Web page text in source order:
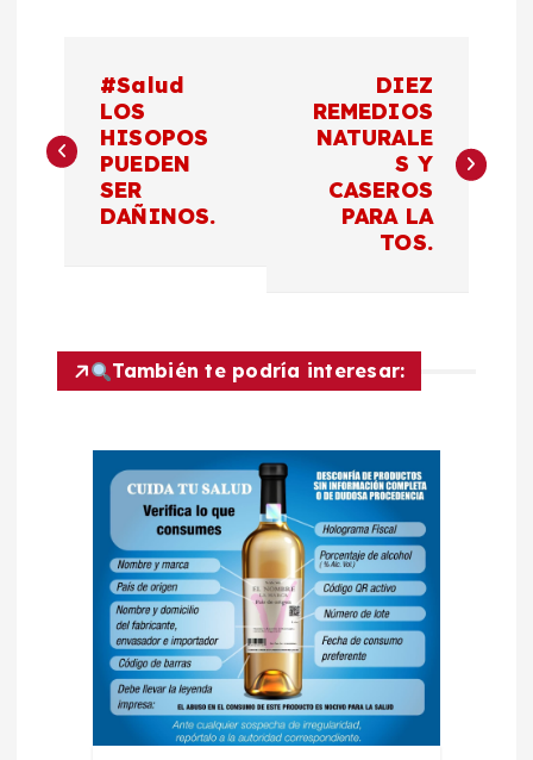
a
v
a
#Salud
LOS
HISOPOS
PUEDEN
SER
DAÑINOS.
DIEZ
REMEDIOS
NATURALE
S Y
CASEROS
PARA LA
TOS.
También te podría interesar: